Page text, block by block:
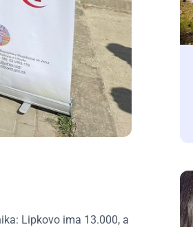
Lipkovo ima 13.000, a